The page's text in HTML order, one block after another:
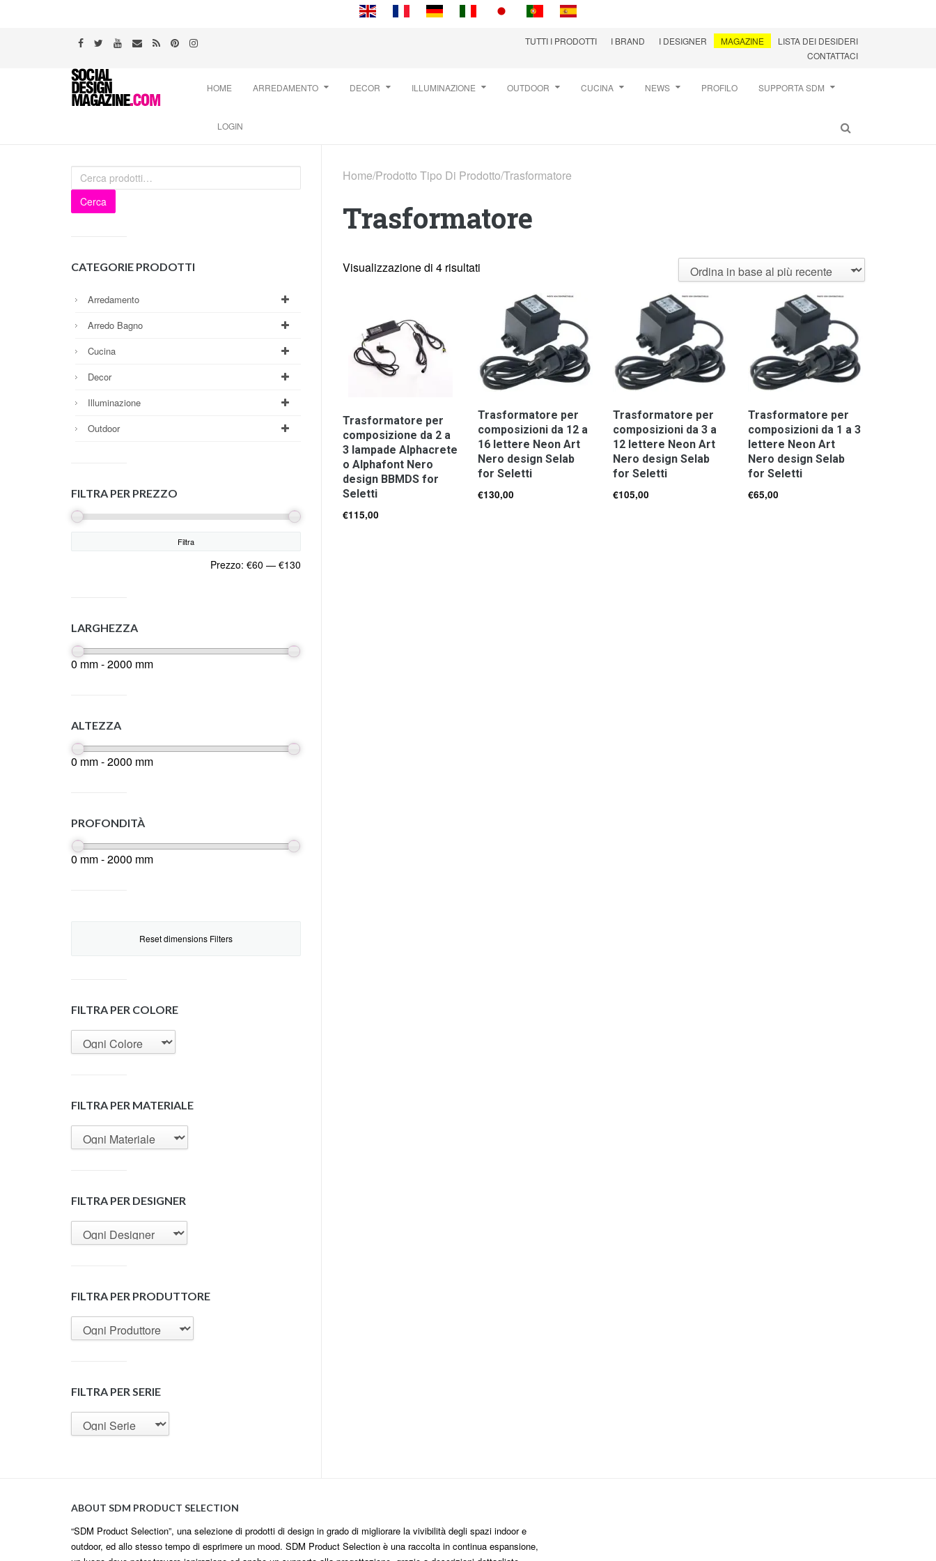
TUTTI I PRODOTTI I BRAND I DESIGNER MAGAZINE
LISTA DEI DESIDERI
CONTATTACI
to
HOME ARREDAMENTO DECOR ILLUMINAZIONE OUTDOOR CUCINA NEWS PROFILO SUPPORTA SDM
LOGIN
Home/Prodotto Tipo Di Prodotto/Trasformatore
Trasformatore
Visualizzazione di 4 risultati
Trasformatore per
composizione da 2 a
3 lampade Alphacrete
o Alphafont Nero
design BBMDS for
Seletti
€115,00
Trasformatore per
composizioni da 12 a
16 lettere Neon Art
Nero design Selab
for Seletti
€130,00
Trasformatore per
composizioni da 3 a
12 lettere Neon Art
Nero design Selab
for Seletti
€105,00
Trasformatore per
composizioni da 1 a 3
lettere Neon Art
Nero design Selab
for Seletti
€65,00
Cerca
CATEGORIE PRODOTTI
Arredamento
Arredo Bagno
Cucina
Decor
Illuminazione
Outdoor
FILTRA PER PREZZO
Filtra
Prezzo: €60 — €130
LARGHEZZA
0 mm - 2000 mm
ALTEZZA
0 mm - 2000 mm
PROFONDITÀ
0 mm - 2000 mm
Reset dimensions Filters
FILTRA PER COLORE
FILTRA PER MATERIALE
FILTRA PER DESIGNER
FILTRA PER PRODUTTORE
FILTRA PER SERIE
ABOUT SDM PRODUCT SELECTION
“SDM Product Selection”, una selezione di prodotti di design in grado di migliorare la vivibilità degli spazi indoor e
outdoor, ed allo stesso tempo di esprimere un mood. SDM Product Selection è una raccolta in continua espansione,